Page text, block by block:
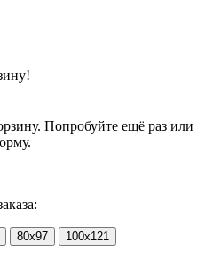
Попробуйте ещё раз или
80x97
100x121